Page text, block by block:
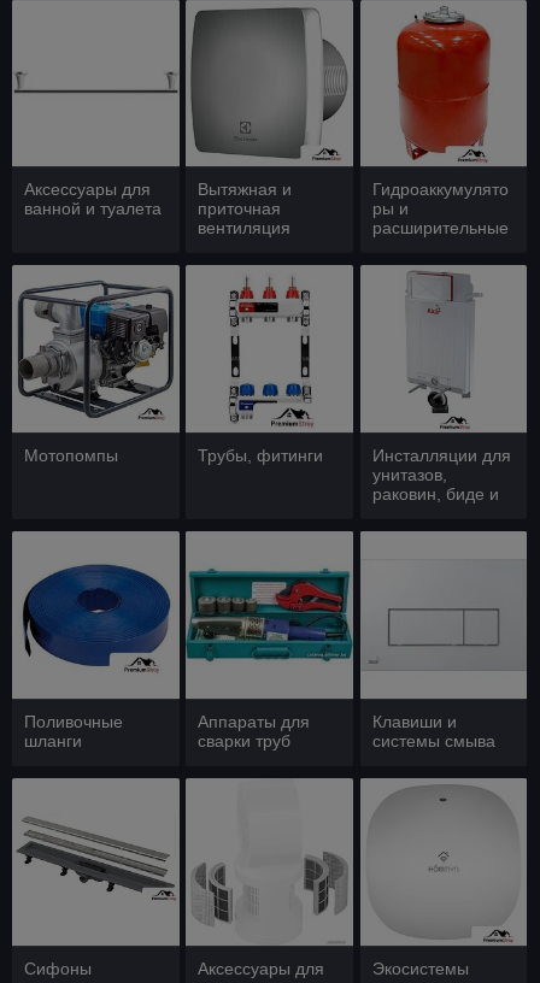
Аксессуары для
ванной и туалета
Вытяжная и
приточная
вентиляция
Гидроаккумулято
ры и
расширительные
Мотопомпы Трубы, фитинги
Инсталляции для
унитазов,
раковин, биде и
Поливочные
шланги
Аппараты для
сварки труб
Клавиши и
системы смыва
Сифоны
Аксессуары для
Экосистемы